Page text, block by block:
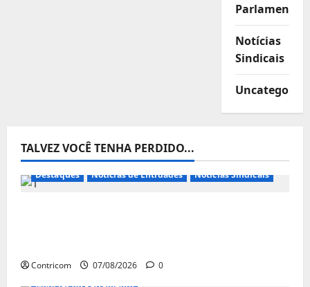
Parlamento
Notícias
Sindicais
TALVEZ VOCÊ TENHA PERDIDO...
Destaques Notícias de Entidades Notícias Sindicais
Contricom 07/08/2026
0